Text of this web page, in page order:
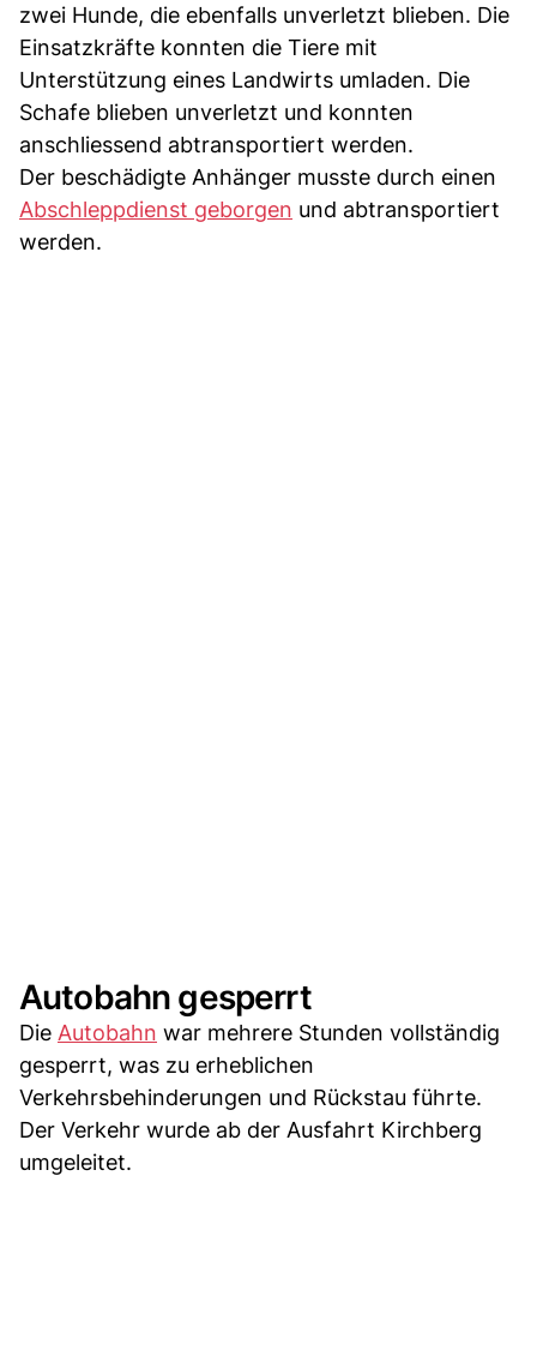
zwei Hunde, die ebenfalls unverletzt blieben. Die
Einsatzkräfte konnten die Tiere mit
Unterstützung eines Landwirts umladen. Die
Schafe blieben unverletzt und konnten
anschliessend abtransportiert werden.
Der beschädigte Anhänger musste durch einen
Abschleppdienst geborgen und abtransportiert
werden.
Autobahn gesperrt
Die Autobahn war mehrere Stunden vollständig
gesperrt, was zu erheblichen
Verkehrsbehinderungen und Rückstau führte.
Der Verkehr wurde ab der Ausfahrt Kirchberg
umgeleitet.